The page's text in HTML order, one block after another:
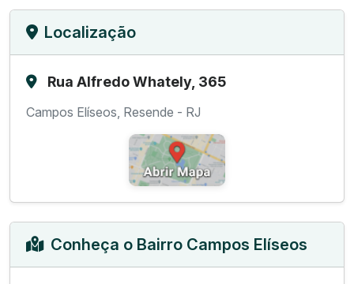
Localização
Rua Alfredo Whately, 365
Campos Elíseos, Resende - RJ
Conheça o Bairro Campos Elíseos